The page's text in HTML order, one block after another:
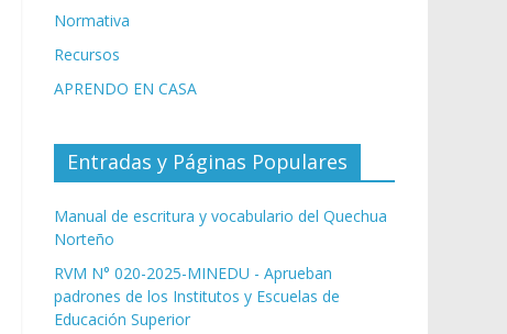
Normativa
Recursos
APRENDO EN CASA
Entradas y Páginas Populares
Manual de escritura y vocabulario del Quechua
Norteño
RVM N° 020-2025-MINEDU - Aprueban
padrones de los Institutos y Escuelas de
Educación Superior